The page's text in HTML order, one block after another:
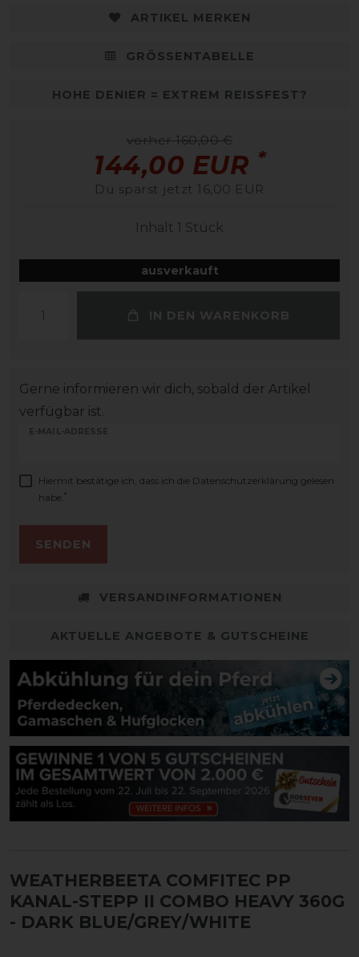
ARTIKEL MERKEN
GRÖSSENTABELLE
HOHE DENIER = EXTREM REISSFEST?
vorher 160,00 €
144,00 EUR *
Du sparst jetzt 16,00 EUR
Inhalt 1 Stück
ausverkauft
IN DEN WARENKORB
Gerne informieren wir dich, sobald der Artikel
verfügbar ist.
E-MAIL-ADRESSE
Hiermit bestätige ich, dass ich die Daten­schutz­erklärung gelesen
habe. *
SENDEN
VERSANDINFORMATIONEN
AKTUELLE ANGEBOTE & GUTSCHEINE
WEATHERBEETA COMFITEC PP
KANAL-STEPP II COMBO HEAVY 360G
- DARK BLUE/GREY/WHITE